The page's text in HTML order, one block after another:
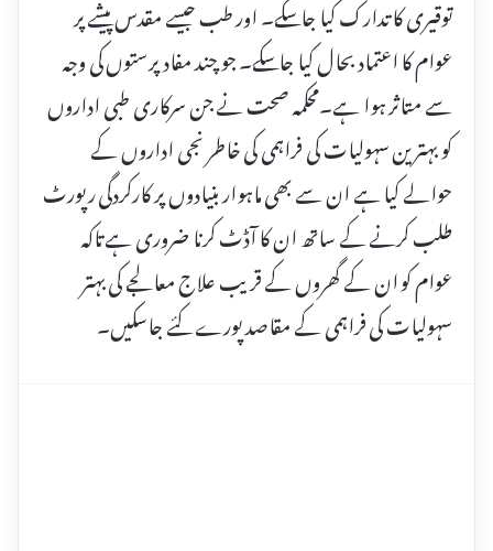
توقیری کا تدارک کیا جاسکے۔ اور طب جیسے مقدس پیشے پر
عوام کا اعتماد بحال کیا جاسکے۔ جو چند مفاد پرستوں کی وجہ
سے متاثر ہوا ہے۔محکمہ صحت نے جن سرکاری طبی اداروں
کو بہترین سہولیات کی فراہمی کی خاطر نجی اداروں کے
حوالے کیا ہے ان سے بھی ماہوار بنیادوں پر کارکردگی رپورٹ
طلب کرنے کے ساتھ ان کا آڈٹ کرنا ضروری ہے تاکہ
عوام کو ان کے گھروں کے قریب علاج معالجے کی بہتر
سہولیات کی فراہمی کے مقاصد پورے کئے جاسکیں۔